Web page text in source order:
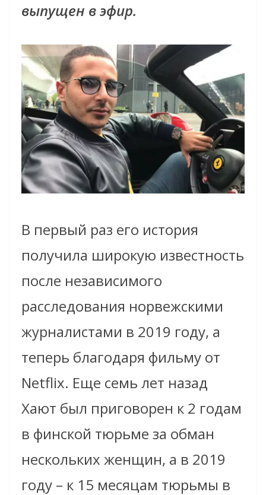
выпущен в эфир.
В первый раз его история
получила широкую известность
после независимого
расследования норвежскими
журналистами в 2019 году, а
теперь благодаря фильму от
Netflix. Еще семь лет назад
Хают был приговорен к 2 годам
в финской тюрьме за обман
нескольких женщин, а в 2019
году – к 15 месяцам тюрьмы в